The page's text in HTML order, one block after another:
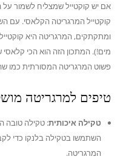
אם יש קוקטייל שמצליח לשמור על
קוקטייל המרגריטה הקלאסי. עם
ומתקתקים, המרגריטה היא
מים!). המתכון הזה הוא הכי קלאסי
פשוט המרגריטה המסורתית כמו
טיפים למרגריטה
טקילה איכותית: טקילה טובה
השתמשו בטקילה בלנקו כדי
המרגריטה.